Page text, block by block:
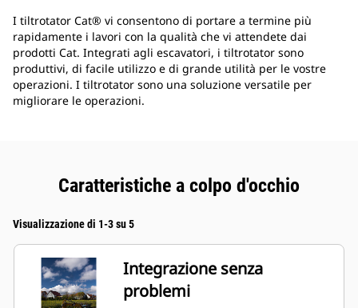
I tiltrotator Cat® vi consentono di portare a termine più
rapidamente i lavori con la qualità che vi attendete dai
prodotti Cat. Integrati agli escavatori, i tiltrotator sono
produttivi, di facile utilizzo e di grande utilità per le vostre
operazioni. I tiltrotator sono una soluzione versatile per
migliorare le operazioni.
Caratteristiche a colpo d'occhio
Visualizzazione di 1-3 su 5
Integrazione senza
problemi